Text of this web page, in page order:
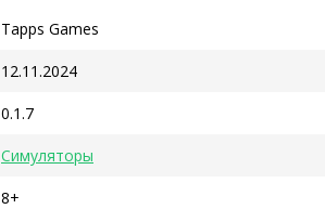
Tapps Games
12.11.2024
0.1.7
Симуляторы
8+